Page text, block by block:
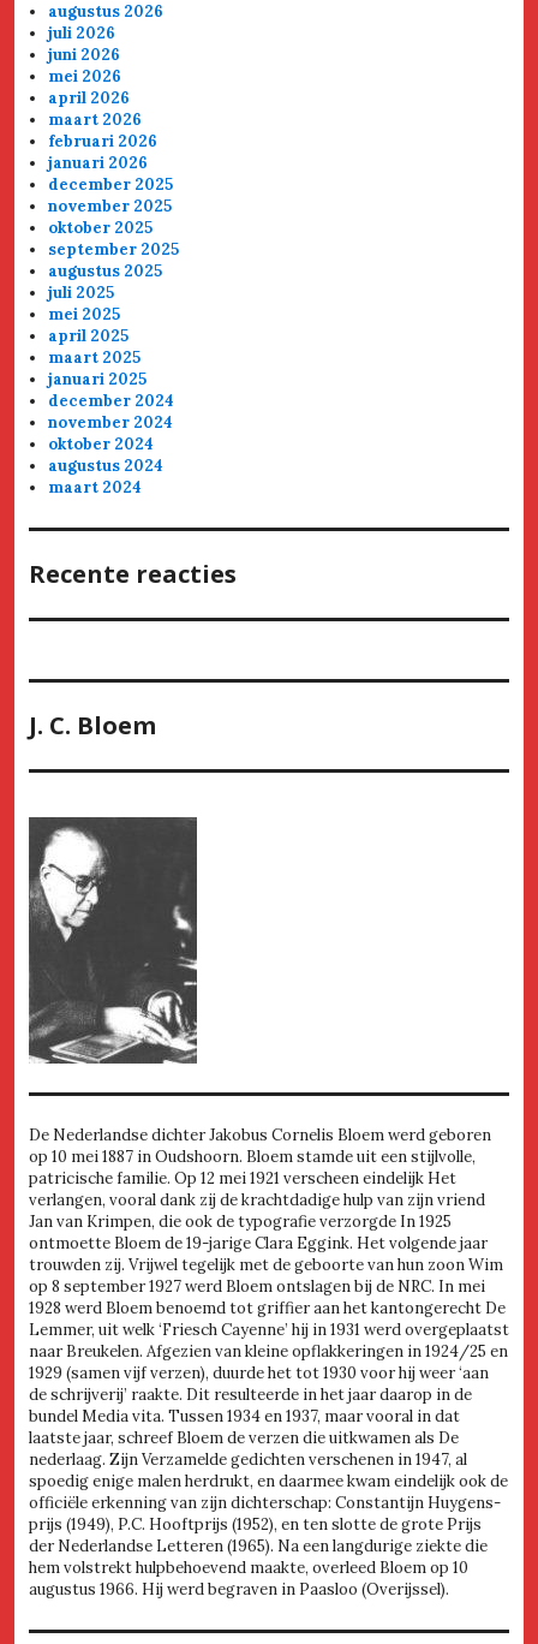
augustus 2026
juli 2026
juni 2026
mei 2026
april 2026
maart 2026
februari 2026
januari 2026
december 2025
november 2025
oktober 2025
september 2025
augustus 2025
juli 2025
mei 2025
april 2025
maart 2025
januari 2025
december 2024
november 2024
oktober 2024
augustus 2024
maart 2024
Recente reacties
J. C. Bloem
De Nederlandse dichter Jakobus Cornelis Bloem werd geboren
op 10 mei 1887 in Oudshoorn. Bloem stamde uit een stijlvolle,
patricische familie. Op 12 mei 1921 verscheen eindelijk Het
verlangen, vooral dank zij de krachtdadige hulp van zijn vriend
Jan van Krimpen, die ook de typografie verzorgde In 1925
ontmoette Bloem de 19-jarige Clara Eggink. Het volgende jaar
trouwden zij. Vrijwel tegelijk met de geboorte van hun zoon Wim
op 8 september 1927 werd Bloem ontslagen bij de NRC. In mei
1928 werd Bloem benoemd tot griffier aan het kantongerecht De
Lemmer, uit welk ‘Friesch Cayenne’ hij in 1931 werd overgeplaatst
naar Breukelen. Afgezien van kleine opflakkeringen in 1924/25 en
1929 (samen vijf verzen), duurde het tot 1930 voor hij weer ‘aan
de schrijverij’ raakte. Dit resulteerde in het jaar daarop in de
bundel Media vita. Tussen 1934 en 1937, maar vooral in dat
laatste jaar, schreef Bloem de verzen die uitkwamen als De
nederlaag. Zijn Verzamelde gedichten verschenen in 1947, al
spoedig enige malen herdrukt, en daarmee kwam eindelijk ook de
officiële erkenning van zijn dichterschap: Constantijn Huygens-
prijs (1949), P.C. Hooftprijs (1952), en ten slotte de grote Prijs
der Nederlandse Letteren (1965). Na een langdurige ziekte die
hem volstrekt hulpbehoevend maakte, overleed Bloem op 10
augustus 1966. Hij werd begraven in Paasloo (Overijssel).